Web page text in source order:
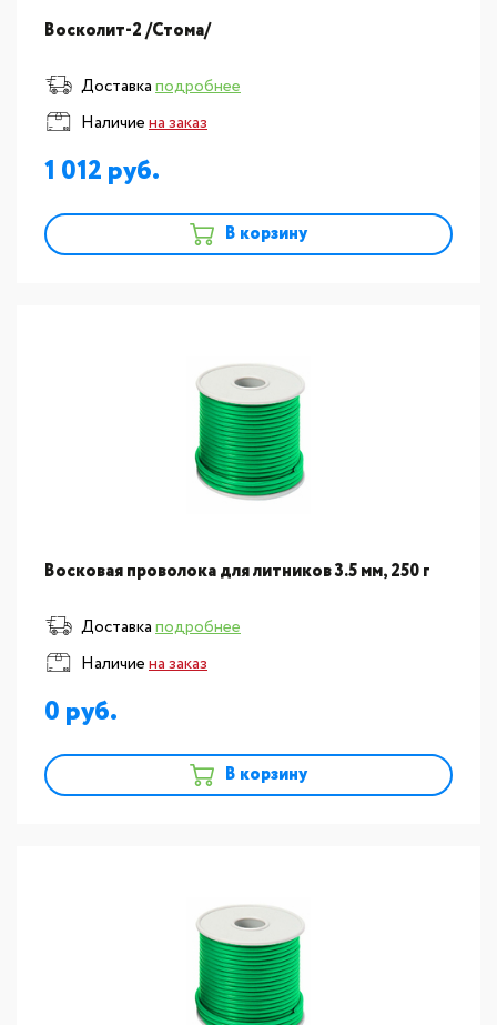
Восколит-2 /Стома/
Доставкаподробнее
Наличиена заказ
1 012
В корзину
Восковая проволока для литников 3.5 мм, 250 г
Доставкаподробнее
Наличиена заказ
0
В корзину